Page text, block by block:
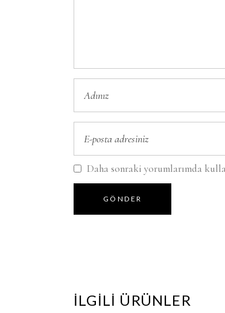
Daha sonraki yorumlarımda
İLGILI ÜRÜNLER